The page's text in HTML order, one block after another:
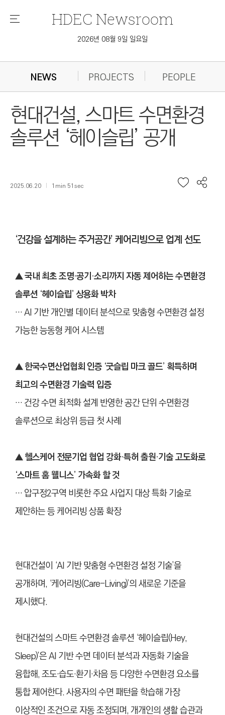
메
HDEC Newsroom
2026년 08월 9일 일요일
NEWS PROJECTS PEOPLE
현대건설, 스마트 수면환경
솔루션 ‘헤이슬립’ 공개
2025.06.20 1min 51sec
‘건강을 설계하는 주거공간’ 케어리빙으로 업계 선도
▲ 국내 최초 조명·공기·소리까지 자동 제어하는 수면환경
솔루션 ‘헤이슬립’ 상용화 박차
… AI 기반 개인별 데이터 분석으로 맞춤형 수면환경 설정
가능한 능동형 케어 시스템
▲한국수면산업협회 인증 ‘굿슬립 마크 골드’ 획득하며
최고의 수면환경 기술력 입증
… 건강 수면 최적화 설계 반영한 공간 단위 수면환경
솔루션으로 최상위 등급 첫 사례
▲헬스케어 전문기업 협업 강화·특허 출원·기술 고도화로
‘스마트 홈 웰니스’ 가속화 할 것
… 압구정2구역 비롯한 주요 사업지 대상 특화 기술로
제안하는 등 케어리빙 상품 확장
현대건설이 ‘AI 기반 맞춤형 수면환경 설정 기술’을
공개하며, ‘케어리빙(Care-Living)’의 새로운 기준을
제시했다.
현대건설의 스마트 수면환경 솔루션 ‘헤이슬립(Hey,
Sleep)’은 AI 기반 수면 데이터 분석과 자동화 기술을
융합해, 조도·습도·환기·차음 등 다양한 수면환경 요소를
통합 제어한다. 사용자의 수면 패턴을 학습해 가장
이상적인 조건으로 자동 조정되며, 개개인의 생활 습관과